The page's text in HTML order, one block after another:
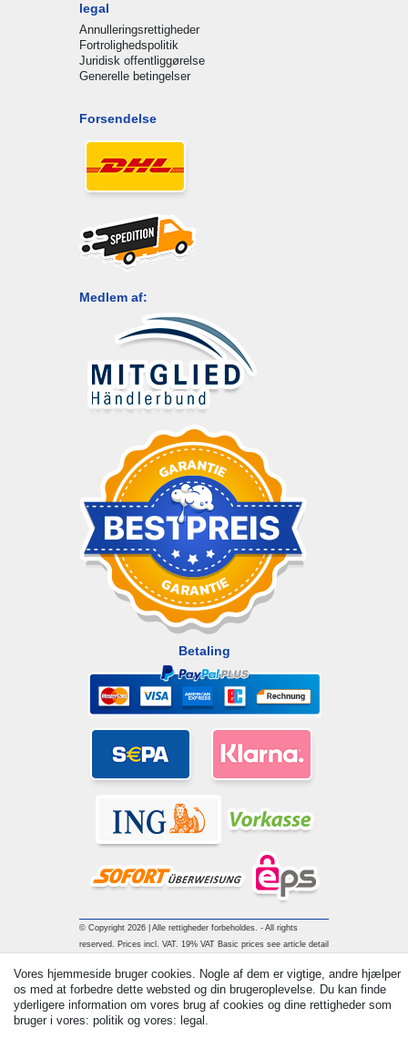
legal
Annulleringsrettigheder
Fortrolighedspolitik
Juridisk offentliggørelse
Generelle betingelser
Forsendelse
Medlem af:
Betaling
© Copyright 2026 | Alle rettigheder forbeholdes. - All rights
reserved. Prices incl. VAT. 19% VAT Basic prices see article detail
Vores hjemmeside bruger cookies. Nogle af dem er vigtige, andre hjælper
os med at forbedre dette websted og din brugeroplevelse. Du kan finde
yderligere information om vores brug af cookies og dine rettigheder som
bruger i vores: politik og vores: legal.
Withdraw from contract here Kontakt